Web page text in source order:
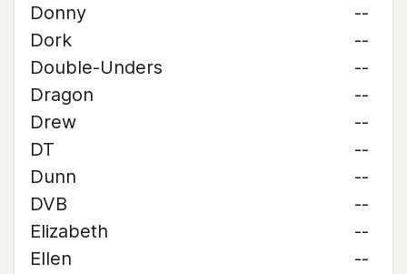
Donny
--
Dork
--
Double-Unders
--
Dragon
--
Drew
--
DT
--
Dunn
--
DVB
--
Elizabeth
--
Ellen
--